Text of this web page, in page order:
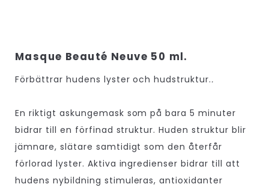
Masque Beauté Neuve 50 ml.
Förbättrar hudens lyster och hudstruktur..
En riktigt askungemask som på bara 5 minuter
bidrar till en förfinad struktur. Huden struktur blir
jämnare, slätare samtidigt som den återfår
förlorad lyster. Aktiva ingredienser bidrar till att
hudens nybildning stimuleras, antioxidanter